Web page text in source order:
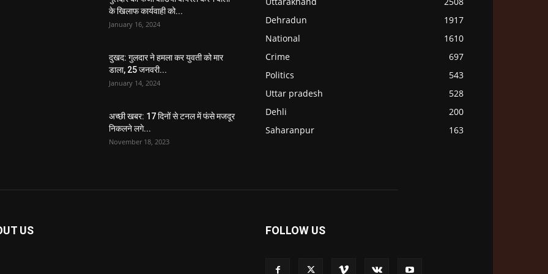
के खिलाफ कार्यवाही को...
January 16, 2024
दुखद: गुलदार ने हमला कर युवती को मार
डाला, 25 जनवरी...
January 14, 2024
अच्छी खबर: 17 दिनों से टनल में फंसे मजदूर
निकलने लगे...
November 18, 2023
Dehradun
1917
National
1610
Crime
697
Politics
543
Uttar pradesh
528
Dehli
200
Saharanpur
163
US FOLLOW US